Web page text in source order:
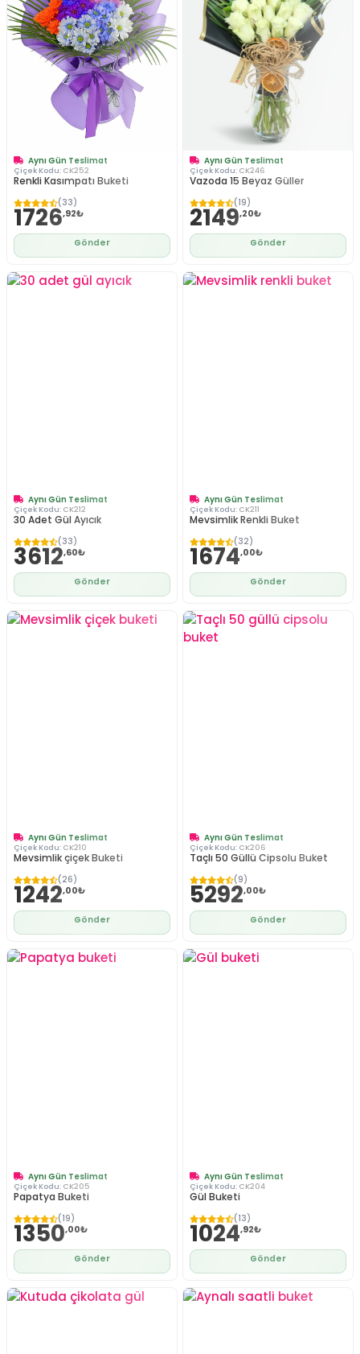
Aynı Gün Teslimat
Çiçek Kodu: CK252
Renkli Kasımpatı Buketi
(33)
1726,92₺
Gönder
Aynı Gün Teslimat
Çiçek Kodu: CK246
Vazoda 15 Beyaz Güller
(19)
2149,20₺
Gönder
Aynı Gün Teslimat
Çiçek Kodu: CK212
30 Adet Gül Ayıcık
(33)
3612,60₺
Gönder
Aynı Gün Teslimat
Çiçek Kodu: CK211
Mevsimlik Renkli Buket
(32)
1674,00₺
Gönder
Aynı Gün Teslimat
Çiçek Kodu: CK210
Mevsimlik çiçek Buketi
(26)
1242,00₺
Gönder
Aynı Gün Teslimat
Çiçek Kodu: CK206
Taçlı 50 Güllü Cipsolu Buket
(9)
5292,00₺
Gönder
Aynı Gün Teslimat
Çiçek Kodu: CK205
Papatya Buketi
(19)
1350,00₺
Gönder
Aynı Gün Teslimat
Çiçek Kodu: CK204
Gül Buketi
(13)
1024,92₺
Gönder